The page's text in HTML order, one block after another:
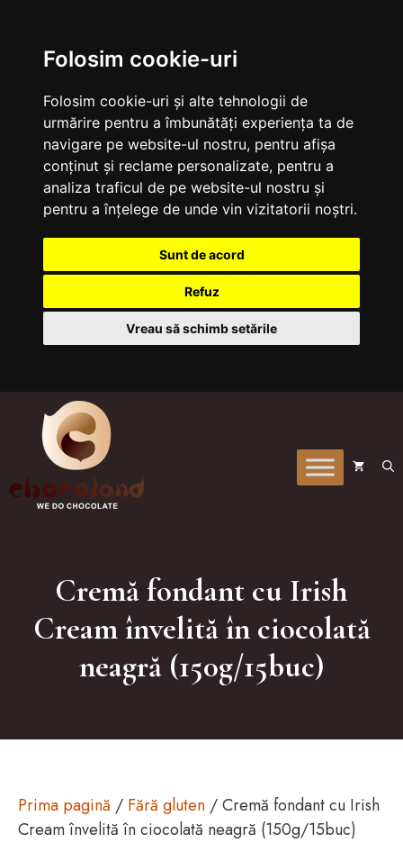
Folosim cookie-uri
Folosim cookie-uri și alte tehnologii de
urmărire pentru a îmbunătăți experiența ta de
navigare pe website-ul nostru, pentru afișa
conținut și reclame personalizate, pentru a
analiza traficul de pe website-ul nostru și
pentru a înțelege de unde vin vizitatorii noștri.
Sunt de acord
Refuz
Vreau să schimb setările
conținut
Cremă fondant cu Irish
Cream învelită în ciocolată
neagră (150g/15buc)
Prima pagină / Fără gluten / Cremă fondant cu Irish
Cream învelită în ciocolată neagră (150g/15buc)